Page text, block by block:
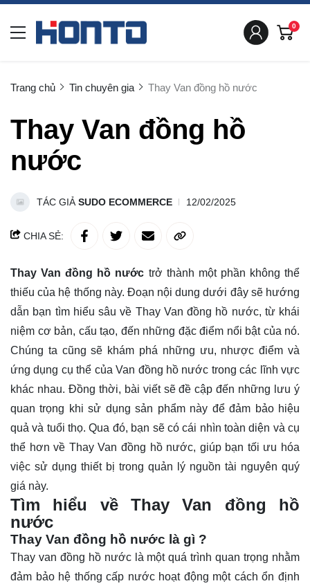
0
Trang chủ Tin chuyên gia Thay Van đồng hồ nước
Thay Van đồng hồ
nước
TÁC GIẢ SUDO ECOMMERCE 12/02/2025
CHIA SẺ:
Thay Van đồng hồ nước trở thành một phần không thể
thiếu của hệ thống này. Đoạn nội dung dưới đây sẽ hướng
dẫn bạn tìm hiểu sâu về Thay Van đồng hồ nước, từ khái
niệm cơ bản, cấu tạo, đến những đặc điểm nổi bật của nó.
Chúng ta cũng sẽ khám phá những ưu, nhược điểm và
ứng dụng cụ thể của Van đồng hồ nước trong các lĩnh vực
khác nhau. Đồng thời, bài viết sẽ đề cập đến những lưu ý
quan trọng khi sử dụng sản phẩm này để đảm bảo hiệu
quả và tuổi thọ. Qua đó, bạn sẽ có cái nhìn toàn diện và cụ
thể hơn về Thay Van đồng hồ nước, giúp bạn tối ưu hóa
việc sử dụng thiết bị trong quản lý nguồn tài nguyên quý
giá này.
Tìm hiểu về Thay Van đồng hồ
nước
Thay Van đồng hồ nước là gì ?
Thay van đồng hồ nước là một quá trình quan trọng nhằm
đảm bảo hệ thống cấp nước hoạt động một cách ổn định